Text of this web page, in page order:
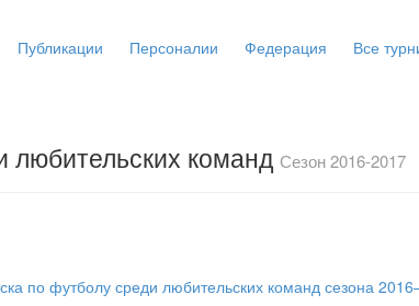
Публикации Персоналии Федерация Все
любительских команд Сезон 2016-2017
по футболу среди любительских команд сезона